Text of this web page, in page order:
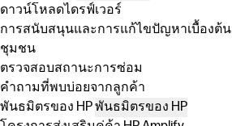
ดาวน์โหลดไดรฟ์เวอร์
การสนับสนุนและการแก้ไขปัญหาเบื้องต้น
ชุมชน
ตรวจสอบสถานะการซ่อม
คำถามที่พบบ่อยจากลูกค้า
พันธมิตรของ HPพันธมิตรของ HP